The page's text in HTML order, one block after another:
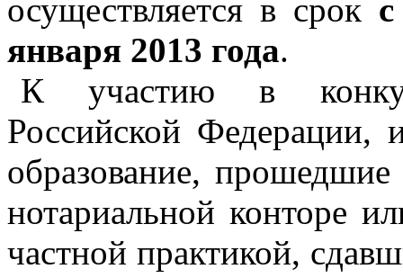
осуществляется в срок
января 2013 года.
К участию в
Российской
образование, прошедшие
нотариальной конторе
частной практикой,